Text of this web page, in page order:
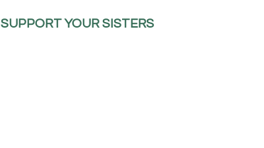
SUPPORT YOUR SISTERS